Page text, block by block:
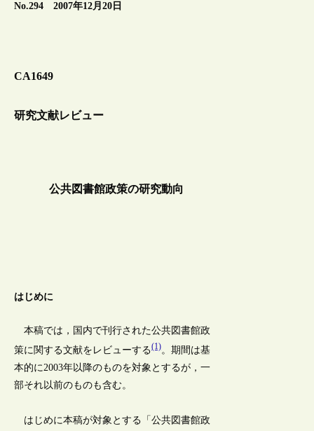
No.294 2007年12月20日
CA1649
研究文献レビュー
公共図書館政策の研究動向
はじめに
本稿では，国内で刊行された公共図書館政
策に関する文献をレビューする(1)。期間は基
本的に2003年以降のものを対象とするが，一
部それ以前のものも含む。
はじめに本稿が対象とする「公共図書館政